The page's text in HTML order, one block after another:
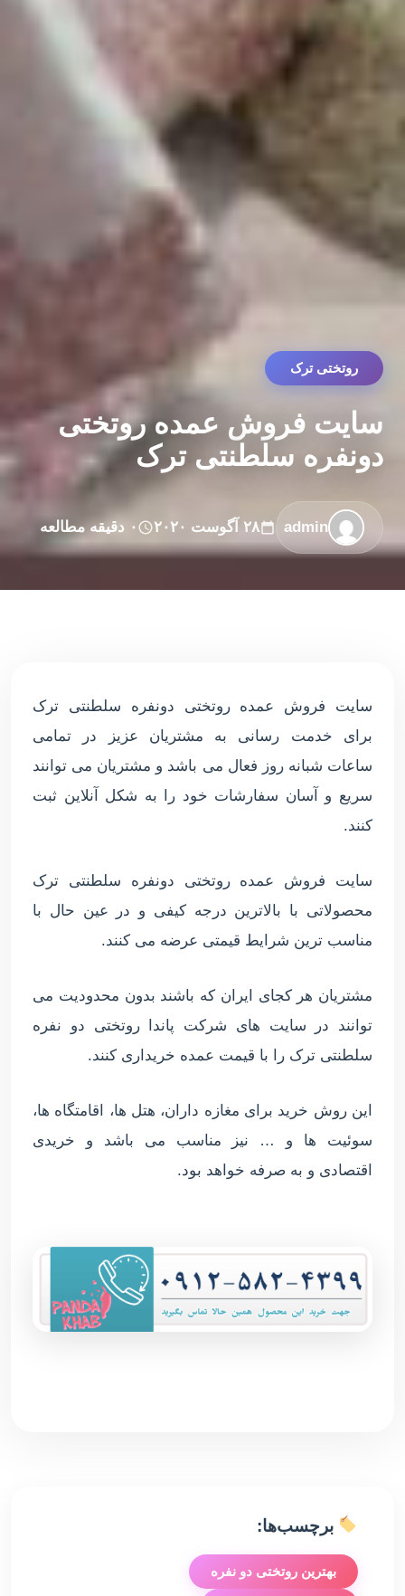
روتختی ترک
سایت فروش عمده روتختی
دونفره سلطنتی ترک
admin ۲۸ آگوست ۲۰۲۰ ۰ دقیقه مطالعه
سایت فروش عمده روتختی دونفره سلطنتی ترک
برای خدمت رسانی به مشتریان عزیز در تمامی
ساعات شبانه روز فعال می باشد و مشتریان می توانند
سریع و آسان سفارشات خود را به شکل آنلاین ثبت
کنند.
سایت فروش عمده روتختی دونفره سلطنتی ترک
محصولاتی با بالاترین درجه کیفی و در عین حال با
مناسب ترین شرایط قیمتی عرضه می کنند.
مشتریان هر کجای ایران که باشند بدون محدودیت می
توانند در سایت های شرکت پاندا روتختی دو نفره
سلطنتی ترک را با قیمت عمده خریداری کنند.
این روش خرید برای مغازه داران، هتل ها، اقامتگاه ها،
سوئیت ها و … نیز مناسب می باشد و خریدی
اقتصادی و به صرفه خواهد بود.
برچسب‌ها:
بهترین روتختی دو نفره